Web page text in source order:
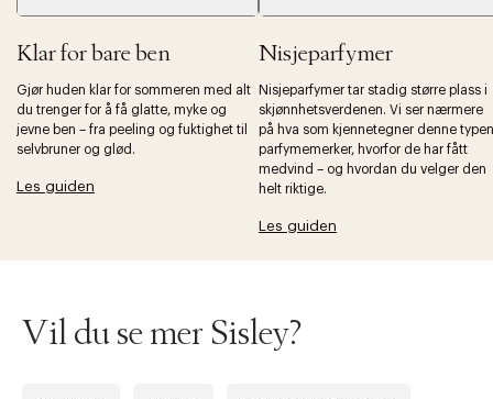
Klar for bare ben
Gjør huden klar for sommeren med alt
du trenger for å få glatte, myke og
jevne ben – fra peeling og fuktighet til
selvbruner og glød.
Les guiden
Nisjeparfymer
Nisjeparfymer tar stadig større plass i
skjønnhetsverdenen. Vi ser nærmere
på hva som kjennetegner denne typen
parfymemerker, hvorfor de har fått
medvind – og hvordan du velger den
helt riktige.
Les guiden
Vil du se mer Sisley?